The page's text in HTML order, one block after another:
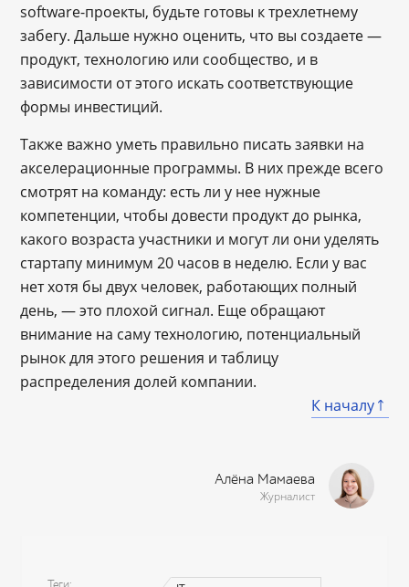
software-проекты, будьте готовы к трехлетнему
забегу. Дальше нужно оценить, что вы создаете —
продукт, технологию или сообщество, и в
зависимости от этого искать соответствующие
формы инвестиций.
Также важно уметь правильно писать заявки на
акселерационные программы. В них прежде всего
смотрят на команду: есть ли у нее нужные
компетенции, чтобы довести продукт до рынка,
какого возраста участники и могут ли они уделять
стартапу минимум 20 часов в неделю. Если у вас
нет хотя бы двух человек, работающих полный
день, — это плохой сигнал. Еще обращают
внимание на саму технологию, потенциальный
рынок для этого решения и таблицу
распределения долей компании.
К началу
Алёна Мамаева
Журналист